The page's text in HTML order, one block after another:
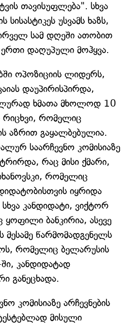
თავისუფლება". სხვა
უსვამს ხაზს,
სამ დღეში ათობით
დაღუპული მოჰყვა.
ოპოზიციის ლიდერს,
დაუპირისპირდა,
ხმათა მხოლოდ 10
რომელიც
აზრით გაყალბებულია.
საარჩევნო კომისიაზე
რაც მისი ქმარი,
რომელიც
იყრიდა
სხვა კანდიდატი, ვიქტორ
ბანკირია, ასევე
მესამე წარმომადგენელს
რომელიც ბელარუსის
კანდიდატად
განეცხადა.
კომისიაზე არჩევნების
მისული